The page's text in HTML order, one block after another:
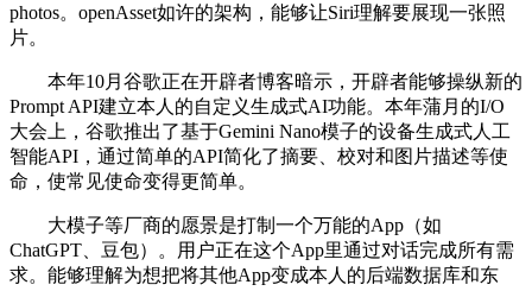
photos。openAsset如许的架构，能够让Siri理解要展现一张照
片。
本年10月谷歌正在开辟者博客暗示，开辟者能够操纵新的
Prompt API建立本人的自定义生成式AI功能。本年蒲月的I/O
大会上，谷歌推出了基于Gemini Nano模子的设备生成式人工
智能API，通过简单的API简化了摘要、校对和图片描述等使
命，使常见使命变得更简单。
大模子等厂商的愿景是打制一个万能的App（如
ChatGPT、豆包）。用户正在这个App里通过对话完成所有需
求。能够理解为想把将其他App变成本人的后端数据库和东